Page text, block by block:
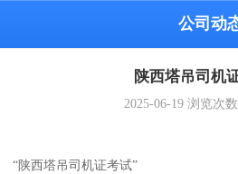
公司动
陕西塔吊司机
2025-06-19浏览次数
“陕西塔吊司机证考试”